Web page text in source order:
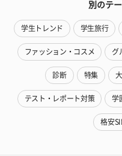
別のテ
学生トレンド 学生旅行
ファッション・コスメ グ
診断 特集
テスト・レポート対策 学
格安